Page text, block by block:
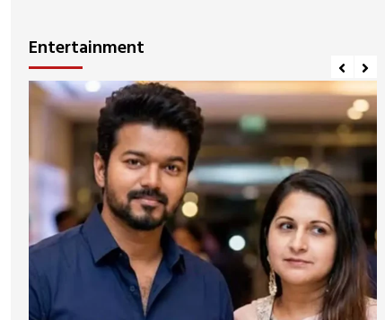
Entertainment